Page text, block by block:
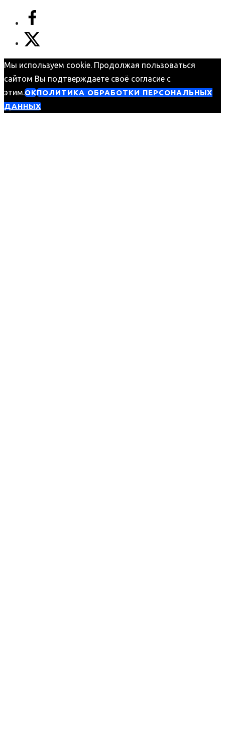
Мы используем cookie. Продолжая пользоваться
сайтом Вы подтверждаете своё согласие с
этим.ОКПОЛИТИКА ОБРАБОТКИ ПЕРСОНАЛЬНЫХ
ДАННЫХ